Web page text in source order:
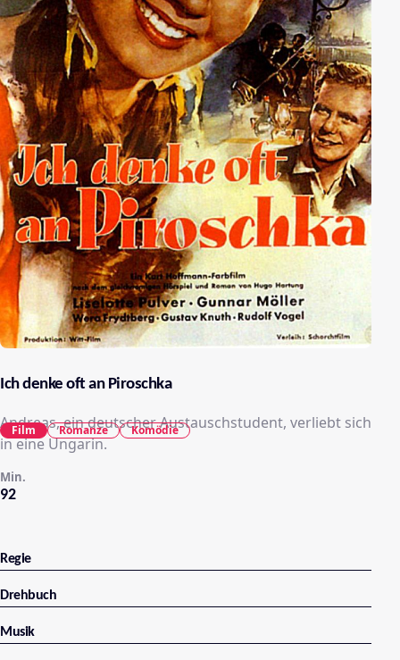
Ich denke oft an Piroschka
Andreas, ein deutscher Austauschstudent, verliebt sich
in eine Ungarin.
92
Min.
Film Romanze Komödie
Regie
Drehbuch
Musik